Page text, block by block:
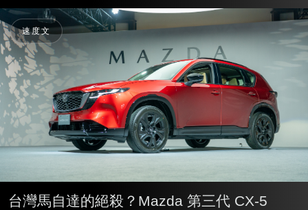
速度文
台灣馬自達的絕殺？Mazda 第三代 CX-5